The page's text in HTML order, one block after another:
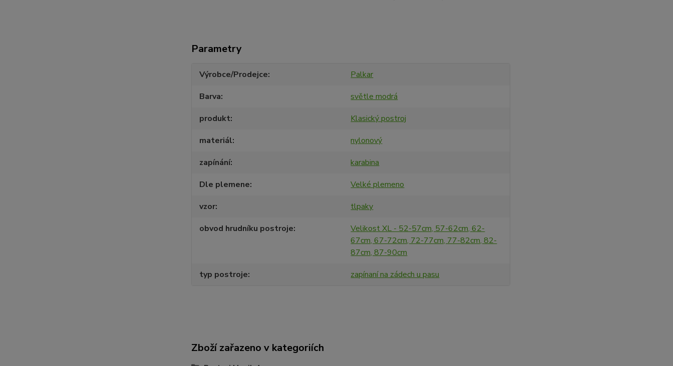
Parametry
Výrobce/Prodejce
Palkar
Barva
světle modrá
produkt
Klasický postroj
materiál
nylonový
zapínání
karabina
Dle plemene
Velké plemeno
vzor
tlpaky
obvod hrudníku postroje
Velikost XL - 52-57cm, 57-62cm, 62-
67cm, 67-72cm, 72-77cm, 77-82cm, 82-
87cm, 87-90cm
typ postroje
zapínaní na zádech u pasu
Zboží zařazeno v kategoriích